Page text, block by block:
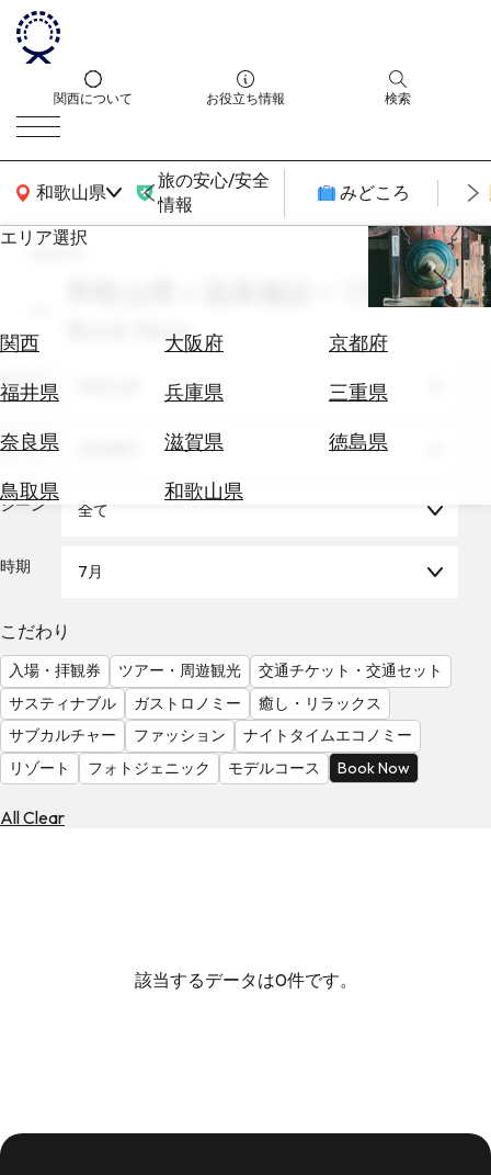
関西について お役立ち情報 検索
和歌山県
関西広域MAP
旅の安心/安全
情報
みどころ
エリア選択
関西 大阪府
京都府
福井県
兵庫県
三重県
奈良県
滋賀県
徳島県
鳥取県
和歌山県
エ
券
テ
を
る
天
気
を
見
る
search
和歌山県 × 温泉施設 × 7月 ×
Book Now
エリア
テーマ
シーン 全て
時期 7月
こだわり
入場・拝観券 ツアー・周遊観光
交通チケット・交通セット
サスティナブル
ガストロノミー
癒し・リラックス
サブカルチャー
ファッション
ナイトタイムエコノミー
リゾート
フォトジェニック モデルコース Book Now
All Clear
該当するデータは0件です。